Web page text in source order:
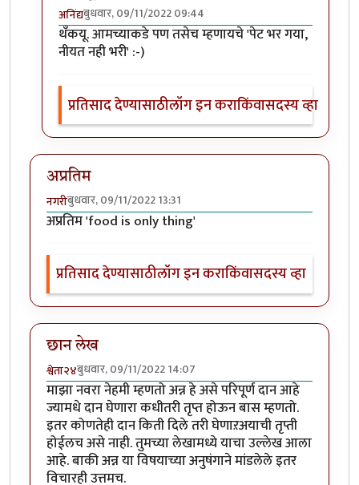
अनिंद्यबुधवार, 09/11/2022 09:44
In reply toलेख आवडला, फोटोही आवडले.byश्वेता व्यास
थँकयू. आमच्याकडे पण तसेच म्हणायचे 'पेट भर गया,
नीयत नही भरी' :-)
प्रतिसाद देण्यासाठीलॉग इन कराकिंवासदस्य व्हा
अप्रतिम
नगरीबुधवार, 09/11/2022 13:31
अप्रतिम 'food is only thing'
प्रतिसाद देण्यासाठीलॉग इन कराकिंवासदस्य व्हा
छान लेख
श्वेता२४बुधवार, 09/11/2022 14:07
माझा नवरा नेहमी म्हणतो अन्न हे असे परिपूर्ण दान आहे
ज्यामधे दान घेणारा कधीतरी तृप्त होऊन बास म्हणतो.
इतर कोणतेही दान किती दिले तरी घेणाऱअयाची तृप्ती
होईलच असे नाही. तुमच्या लेखामध्ये याचा उल्लेख आला
आहे. बाकी अन्न या विषयाच्या अनुषंगाने मांडलेले इतर
विचारही उत्तमच.